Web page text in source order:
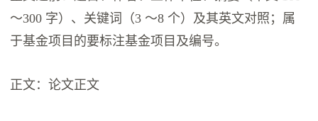
～300 字）、关键词（3 ～8 个）及其英文对照；属
于基金项目的要标注基金项目及编号。
正文：论文正文